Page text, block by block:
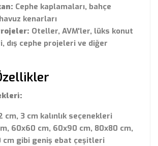
Cephe kaplamaları, bahçe
kenarları
Oteller, AVM'ler, lüks konut
dış cephe projeleri ve diğer
cm, 3 cm kalınlık seçenekleri
60x60 cm, 60x90 cm, 80x80 cm,
cm gibi geniş ebat çeşitleri